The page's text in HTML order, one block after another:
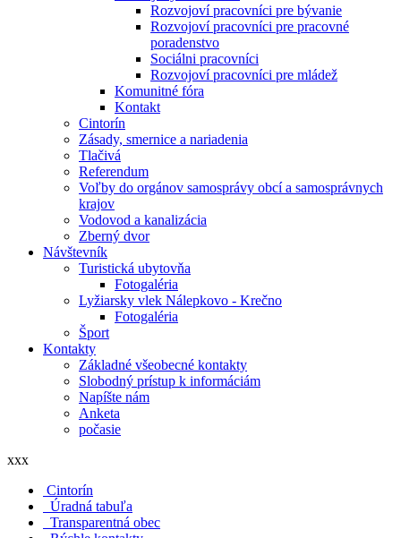
Rozvojoví pracovníci pre bývanie
Rozvojoví pracovníci pre pracovné
poradenstvo
Sociálni pracovníci
Rozvojoví pracovníci pre mládež
Komunitné fóra
Kontakt
Cintorín
Zásady, smernice a nariadenia
Tlačivá
Referendum
Voľby do orgánov samosprávy obcí a samosprávnych
krajov
Vodovod a kanalizácia
Zberný dvor
Návštevník
Turistická ubytovňa
Fotogaléria
Lyžiarsky vlek Nálepkovo - Krečno
Fotogaléria
Šport
Kontakty
Základné všeobecné kontakty
Slobodný prístup k informáciám
Napíšte nám
Anketa
počasie
xxx
Cintorín
Úradná tabuľa
Transparentná obec